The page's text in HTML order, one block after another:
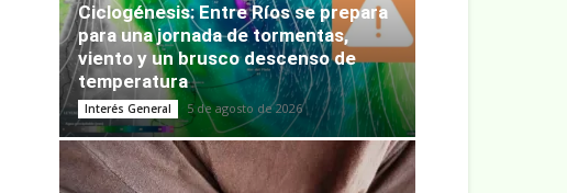
Ciclogénesis: Entre Ríos se prepara
para una jornada de tormentas,
viento y un brusco descenso de
temperatura
Interés General 5 de agosto de 2026